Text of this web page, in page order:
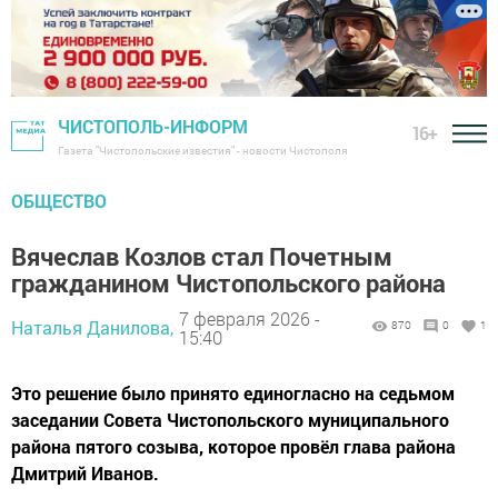
ЧИСТОПОЛЬ-ИНФОРМ
Газета "Чистопольские известия" - новости Чистополя
16+
ОБЩЕСТВО
Вячеслав Козлов стал Почетным
гражданином Чистопольского района
Наталья Данилова, 7 февраля 2026 -
15:40
870 0 1
Это решение было принято единогласно на седьмом
заседании Совета Чистопольского муниципального
района пятого созыва, которое провёл глава района
Дмитрий Иванов.